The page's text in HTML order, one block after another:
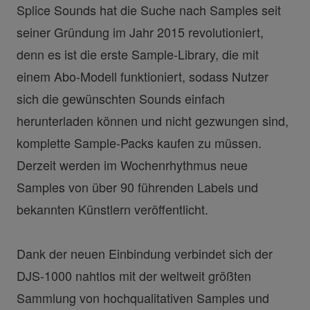
Splice Sounds hat die Suche nach Samples seit
seiner Gründung im Jahr 2015 revolutioniert,
denn es ist die erste Sample-Library, die mit
einem Abo-Modell funktioniert, sodass Nutzer
sich die gewünschten Sounds einfach
herunterladen können und nicht gezwungen sind,
komplette Sample-Packs kaufen zu müssen.
Derzeit werden im Wochenrhythmus neue
Samples von über 90 führenden Labels und
bekannten Künstlern veröffentlicht.
Dank der neuen Einbindung verbindet sich der
DJS-1000 nahtlos mit der weltweit größten
Sammlung von hochqualitativen Samples und